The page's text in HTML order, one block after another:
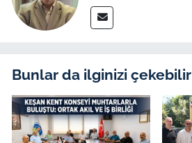
Bunlar da ilginizi çekebilir
Canlı Maç
Gündem-Eğitim